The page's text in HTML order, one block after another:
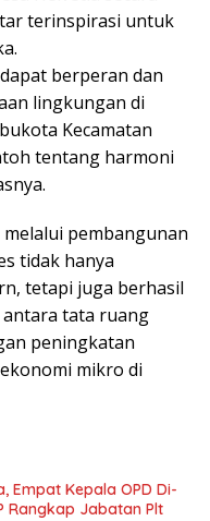
terinspirasi untuk
berperan dan
lingkungan di
Kecamatan
tentang harmoni
pembangunan
tidak hanya
tetapi juga berhasil
tata ruang
peningkatan
mikro di
Empat Kepala OPD Di-
Rangkap Jabatan Plt